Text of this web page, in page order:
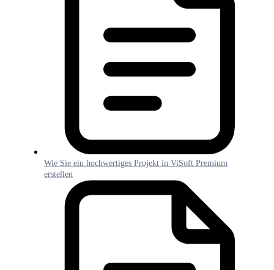
Wie Sie ein hochwertiges Projekt in ViSoft Premium
erstellen